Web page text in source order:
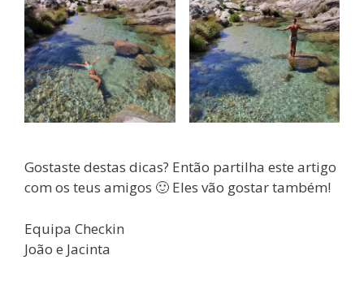
Gostaste destas dicas? Então partilha este artigo
com os teus amigos 🙂 Eles vão gostar também!
Equipa Checkin
João e Jacinta